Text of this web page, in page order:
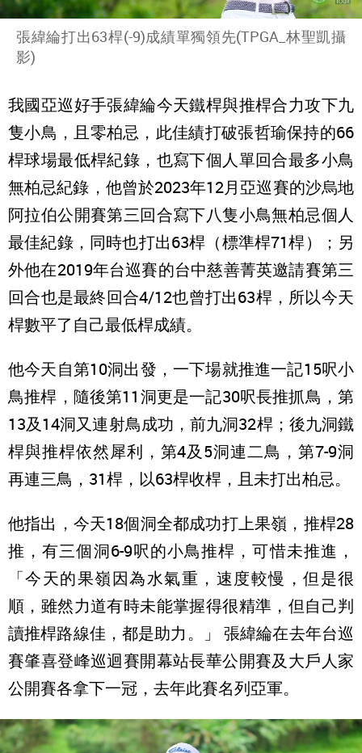
張緯綸打出63桿(-9)成績單獨領先(TPGA_林聖凱攝
影)
我國亞巡好手張緯綸今天鐵桿與推桿合力攻下九
隻小鳥，且零柏忌，此佳績打破張哲瑜保持的66
桿球場最低桿紀錄，也寫下個人單回合最多小鳥
無柏忌紀錄，他曾於2023年12月亞巡賽的沙烏地
阿拉伯公開賽第三回合寫下八隻小鳥無柏忌個人
最佳紀錄，同時也打出63桿（標準桿71桿）；另
外他在2019年台巡賽的台中慈善菁英邀請賽第三
回合也是最終回合4/12也曾打出63桿，所以今天
桿數平了自己最低桿成績。
他今天自第10洞出發，一下場就推進一記15呎小
鳥推桿，隨後第11洞更是一記30呎長推抓鳥，第
13及14洞又連射鳥成功，前九洞32桿；後九洞鐵
桿與推桿依然犀利，第4及5洞連二鳥，第7-9洞
再連三鳥，31桿，以63桿收桿，且未打出柏忌。
他指出，今天18個洞全都成功打上果嶺，推桿28
推，有三個洞6-9呎的小鳥推桿，可惜未推進，
「今天的果嶺因為水氣重，速度較慢，但是很
順，雖然力道有時未能掌握得很精準，但自己判
讀推桿路線佳，都是助力。」 張緯綸在去年台巡
賽肇喜登峰巡迴賽開幕站長華公開賽及大戶人家
公開賽各拿下一冠，去年此賽名列亞軍。